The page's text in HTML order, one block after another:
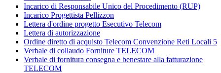
Incarico di Responsabile Unico del Procedimento (RUP)
Incarico Progettista Pellizzon
Lettera d'ordine progetto Esecutivo Telecom
Lettera di autorizzazione
Ordine diretto di acquisto Telecom Convenzione Reti Locali 5
Verbale di collaudo Forniture TELECOM
Verbale di fornitura consegna e benestare alla fatturazione
TELECOM